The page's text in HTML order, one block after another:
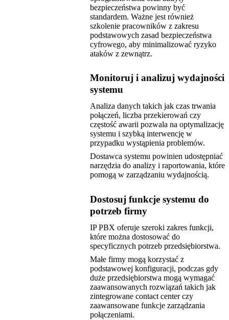
bezpieczeństwa powinny być
standardem. Ważne jest również
szkolenie pracowników z zakresu
podstawowych zasad bezpieczeństwa
cyfrowego, aby minimalizować ryzyko
ataków z zewnątrz.
Monitoruj i analizuj wydajności
systemu
Analiza danych takich jak czas trwania
połączeń, liczba przekierowań czy
częstość awarii pozwala na optymalizację
systemu i szybką interwencję w
przypadku wystąpienia problemów.
Dostawca systemu powinien udostępniać
narzędzia do analizy i raportowania, które
pomogą w zarządzaniu wydajnością.
Dostosuj funkcje systemu do
potrzeb firmy
IP PBX oferuje szeroki zakres funkcji,
które można dostosować do
specyficznych potrzeb przedsiębiorstwa.
Małe firmy mogą korzystać z
podstawowej konfiguracji, podczas gdy
duże przedsiębiorstwa mogą wymagać
zaawansowanych rozwiązań takich jak
zintegrowane contact center czy
zaawansowane funkcje zarządzania
połączeniami.